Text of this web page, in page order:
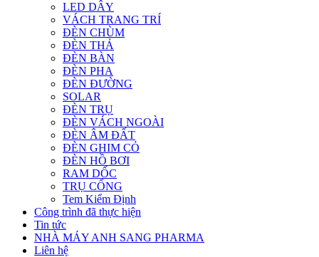
LED DÂY
VÁCH TRANG TRÍ
ĐÈN CHÙM
ĐÈN THẢ
ĐÈN BÀN
ĐÈN PHA
ĐÈN ĐƯỜNG
SOLAR
ĐÈN TRỤ
ĐÈN VÁCH NGOÀI
ĐÈN ÂM ĐẤT
ĐÈN GHIM CỎ
ĐÈN HỒ BƠI
RAM DỐC
TRỤ CỔNG
Tem Kiểm Định
Công trình đã thực hiện
Tin tức
NHÀ MÁY ANH SANG PHARMA
Liên hệ